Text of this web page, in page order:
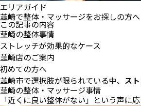
エリアガイド
韮崎で整体・マッサージをお探しの方
この記事の内容
韮崎の整体事情
ストレッチが効果的なケース
韮崎店のご案内
初めての方へ
韮崎市で選択肢が限られている中、 ス
韮崎の整体・マッサージ事情
「近くに良い整体がない」という声に